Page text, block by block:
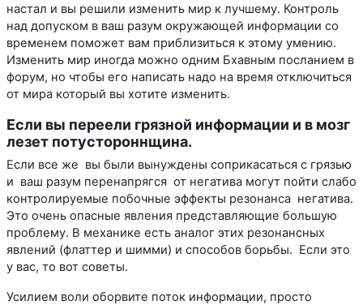
настал и вы решили изменить мир к лучшему. Контроль
над допуском в ваш разум окружающей информации со
временем поможет вам приблизиться к этому умению.
Изменить мир иногда можно одним Бхавным посланием в
форум, но чтобы его написать надо на время отключиться
от мира который вы хотите изменить.
Если вы переели грязной информации и в мозг
лезет потустороннщина.
Если все же вы были вынуждены соприкасаться с грязью
и ваш разум перенапрягся от негатива могут пойти слабо
контролируемые побочные эффекты резонанса негатива.
Это очень опасные явления представляющие большую
проблему. В механике есть аналог этих резонансных
явлений (флаттер и шимми) и способов борьбы. Если это
у вас, то вот советы.
Усилием воли оборвите поток информации, просто